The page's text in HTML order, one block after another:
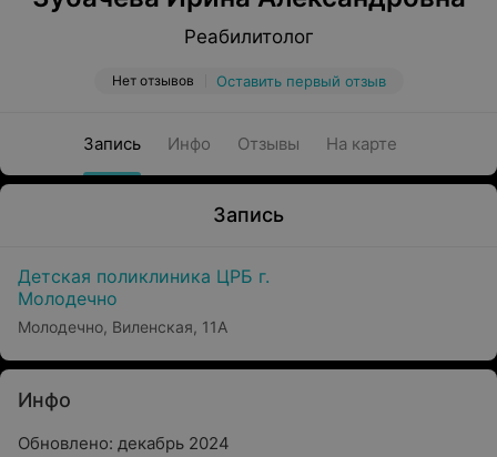
Реабилитолог
Нет отзывов Оставить первый отзыв
Запись Инфо Отзывы На карте
Запись
Детская поликлиника ЦРБ г.
Молодечно
Молодечно, Виленская, 11А
Инфо
Обновлено: декабрь 2024